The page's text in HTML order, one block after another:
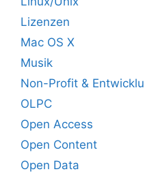
Lizenzen
Mac OS X
Musik
Non-Profit &
OLPC
Open Access
Open Content
Open Data